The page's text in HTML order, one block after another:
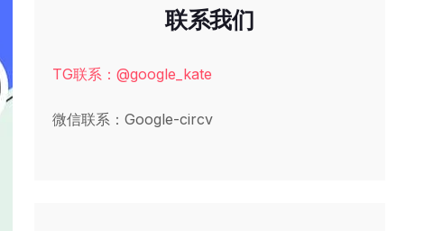
联系我们
TG联系：@google_kate
微信联系：Google-circv